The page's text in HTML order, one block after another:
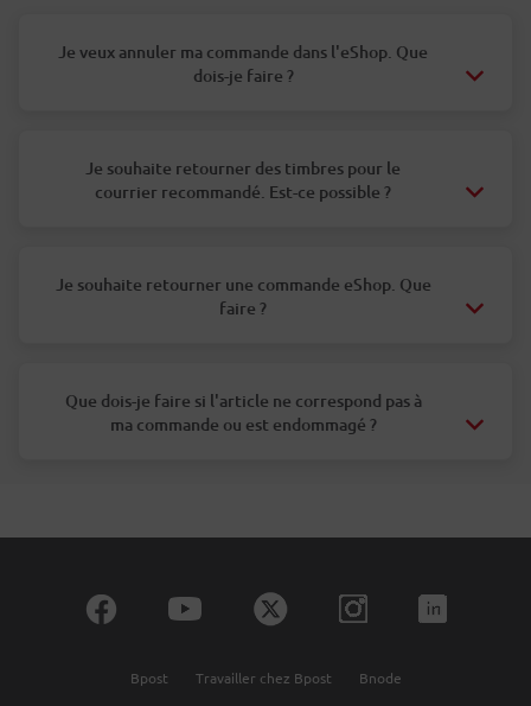
Je veux annuler ma commande dans l'eShop. Que
dois-je faire ?
Je souhaite retourner des timbres pour le
courrier recommandé. Est-ce possible ?
Je souhaite retourner une commande eShop. Que
faire ?
Que dois-je faire si l'article ne correspond pas à
ma commande ou est endommagé ?
Bpost Travailler chez Bpost Bnode